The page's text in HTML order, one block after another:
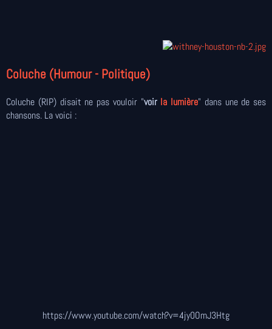
Coluche (Humour - Politique)
Coluche (RIP) disait ne pas vouloir "voir la lumière" dans une de ses
chansons. La voici :
https://www.youtube.com/watch?v=4jy0OmJ3Htg